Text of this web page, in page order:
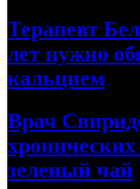
Терапевт
лет нужно
кальцием
Врач
зеленый чай